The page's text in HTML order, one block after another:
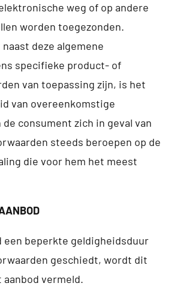
weg of op andere
worden toegezonden.
deze algemene
specifieke product- of
van toepassing zijn, is het
van overeenkomstige
consument zich in geval van
steeds beroepen op de
die voor hem het meest
een beperkte geldigheidsduur
geschiedt, wordt dit
vermeld.